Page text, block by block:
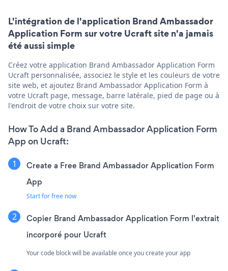
L'intégration de l'application Brand Ambassador
Application Form sur votre Ucraft site n'a jamais
été aussi simple
Créez votre application Brand Ambassador Application Form
Ucraft personnalisée, associez le style et les couleurs de votre
site web, et ajoutez Brand Ambassador Application Form à
votre Ucraft page, message, barre latérale, pied de page ou à
l'endroit de votre choix sur votre site.
How To Add a Brand Ambassador Application Form
App on Ucraft:
Create a Free Brand Ambassador Application Form
App
Start for free now
Copier Brand Ambassador Application Form l'extrait
incorporé pour Ucraft
Your code block will be available once you create your app